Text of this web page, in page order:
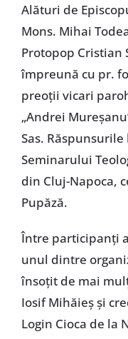
Alături de
Mons. Mihai
Protopop Cristian
împreună cu pr.
preoţii vicari
„Andrei
Sas.
Seminarului
din Cluj-Napoca,
Pupăză.
Între participanţi
unul dintre
însoţit de mai
Iosif Mihăieş şi
Login Cioca de la